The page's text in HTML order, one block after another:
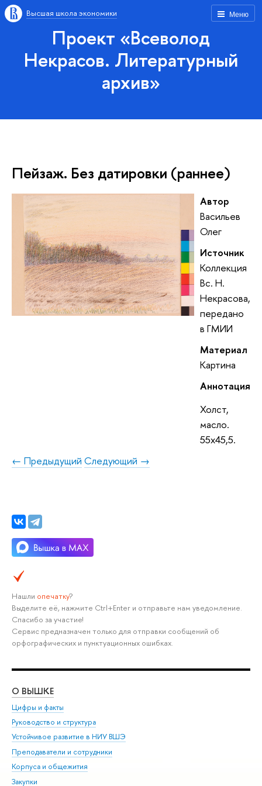
Меню
Высшая школа экономики
Проект «Всеволод
Некрасов. Литературный
архив»
Пейзаж. Без датировки (раннее)
Автор
Васильев
Олег
Источник
Коллекция
Вс. Н.
Некрасова,
передано
в ГМИИ
Материал
Картина
Аннотация
Холст,
масло.
55x45,5.
← Предыдущий Следующий →
Нашли опечатку?
Выделите её, нажмите Ctrl+Enter и отправьте нам уведомление.
Спасибо за участие!
Сервис предназначен только для отправки сообщений об
орфографических и пунктуационных ошибках.
О ВЫШКЕ
Цифры и факты
Руководство и структура
Устойчивое развитие в НИУ ВШЭ
Преподаватели и сотрудники
Корпуса и общежития
Закупки